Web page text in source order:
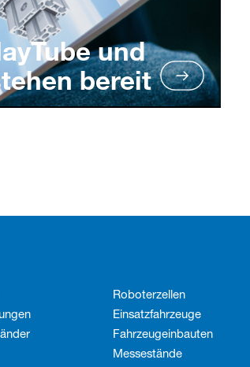
und
bereit
Roboterzellen
Einsatzfahrzeuge
Fahrzeug­einbauten
Messestände